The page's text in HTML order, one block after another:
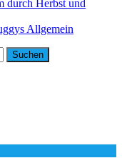
durch Herbst und
Allgemein